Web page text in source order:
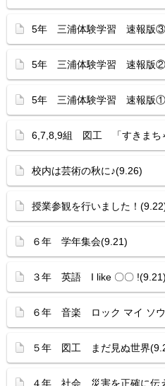
5年 三浦体験学習 速報版
5年 三浦体験学習 速報版
5年 三浦体験学習 速報版
6,7,8,9組 図工 「すきまち
校内は芸術の秋に♪(9.26)
授業参観を行いました！
６年 学年集会(9.21)
３年 英語 I like 〇〇 !(9.21)
６年 音楽 ロック マイ ソ
５年 図工 まだ見ぬ世界
４年 社会 災害を正確に伝